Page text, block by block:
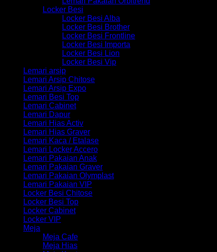
Locker Besi
Locker Besi Alba
Locker Besi Brother
Locker Besi Frontline
Locker Besi Importa
Locker Besi Lion
Locker Besi Vip
Lemari arsip
Lemari Arsip Chitose
Lemari Arsip Expo
Lemari Besi Top
Lemari Cabinet
Lemari Dapur
Lemari Hias Activ
Lemari Hias Graver
Lemari Kaca / Etalase
Lemari Locker Accero
Lemari Pakaian Anak
Lemari Pakaian Graver
Lemari Pakaian Olymplast
Lemari Pakaian VIP
Locker Besi Chitose
Locker Besi Top
Locker Cabinet
Locker VIP
Meja
Meja Cafe
Meja Hias